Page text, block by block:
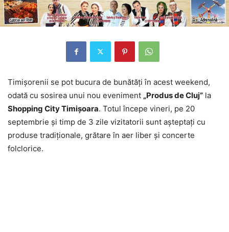
Timişorenii se pot bucura de bunătăţi în acest weekend,
odată cu sosirea unui nou eveniment „Produs de Cluj” la
Shopping City Timişoara. Totul începe vineri, pe 20
septembrie şi timp de 3 zile vizitatorii sunt aşteptaţi cu
produse tradiţionale, grătare în aer liber şi concerte
folclorice.